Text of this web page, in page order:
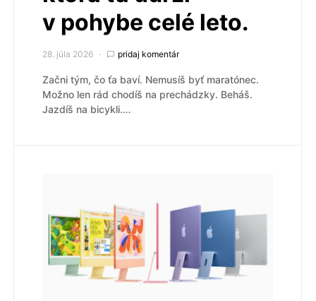
v pohybe celé leto.
28. júla 2026 pridaj komentár
Začni tým, čo ťa baví. Nemusíš byť maratónec.
Možno len rád chodíš na prechádzky. Beháš.
Jazdíš na bicykli.…